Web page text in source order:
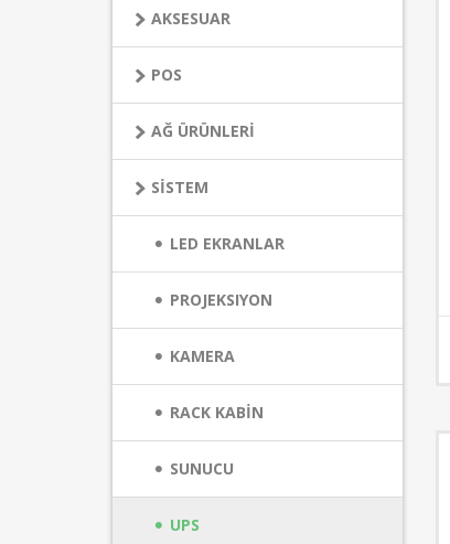
AKSESUAR
POS
AĞ ÜRÜNLERİ
SİSTEM
LED EKRANLAR
PROJEKSIYON
KAMERA
RACK KABİN
SUNUCU
UPS